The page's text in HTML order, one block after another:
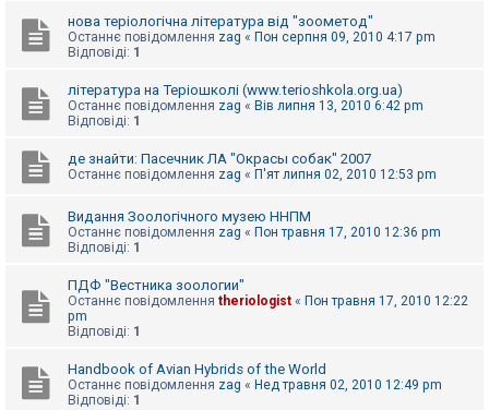
нова теріологічна література від "зоометод"
Останнє повідомлення zag « Пон серпня 09, 2010 4:17 pm
Відповіді: 1
література на Теріошколі (www.terioshkola.org.ua)
Останнє повідомлення zag « Вів липня 13, 2010 6:42 pm
Відповіді: 1
де знайти: Пасечник ЛА "Окрасы собак" 2007
Останнє повідомлення zag « П'ят липня 02, 2010 12:53 pm
Видання Зоологічного музею ННПМ
Останнє повідомлення zag « Пон травня 17, 2010 12:36 pm
Відповіді: 1
ПДФ "Вестника зоологии"
Останнє повідомлення theriologist « Пон травня 17, 2010 12:22
pm
Відповіді: 1
Handbook of Avian Hybrids of the World
Останнє повідомлення zag « Нед травня 02, 2010 12:49 pm
Відповіді: 1